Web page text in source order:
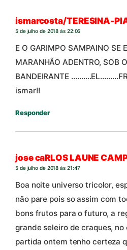
ismarcosta/TERESINA-
5 de julho de 2018 às 22:05
E O GARIMPO SAMPAINO SE
MARANHÃO ADENTRO, SOB
BANDEIRANTE
ismar!!
Responder
jose caRLOS LAUNE
5 de julho de 2018 às 21:47
Boa noite universo tricolor,
não pare pois so assim com
bons frutos para o futuro, a
grande seleiro de craques,
partida ontem tenho certeza